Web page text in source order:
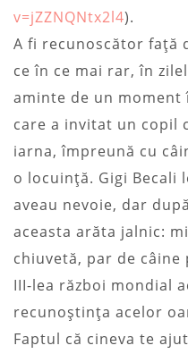
v=jZZNQNtx2l4).
A fi recunoscător faţă
ce în ce mai rar, în
aminte de un
care a invitat un copil
iarna, împreună cu
o locuinţă. Gigi Becali
aveau nevoie, dar
aceasta arăta jalnic:
chiuvetă, par de
III-lea război mondial
recunoştinţa acelor
Faptul că cineva te